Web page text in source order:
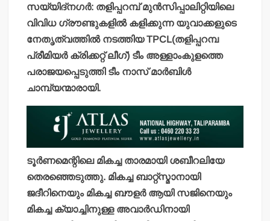
സയ്യിദ്‌നഗര്‍: തളിപ്പറമ്പ് മുന്‍സിപ്പാലിറ്റിയിലെ
വിവിധ ഗ്രൗണ്ടുകളില്‍ കളിക്കുന്ന യുവാക്കളുടെ
നേതൃത്വത്തില്‍ നടത്തിയ TPCL(തളിപ്പറമ്പ
പ്രീമിയര്‍ ക്രിക്കറ്റ് ലീഗ്) ടീം അള്ളാംകുളത്തെ
പരാജയപ്പെടുത്തി ടീം നാസ് മാര്‍ബിള്‍
ചാമ്പ്യന്മാരായി.
ടൂര്‍ണമെന്റിലെ മികച്ച താരമായി ശബീറലിയേ
തെരഞ്ഞെടുത്തു. മികച്ച ബാറ്റ്‌സ്മാനായി
ജദീറിനെയും മികച്ച ബൗളര്‍ ആയി സജിനെയും
മികച്ച ക്യാച്ചിനുള്ള അവാര്‍ഡിനായി